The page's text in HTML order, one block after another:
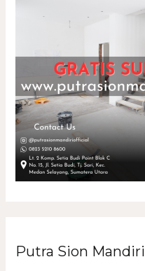
Putra Sion Mandiri